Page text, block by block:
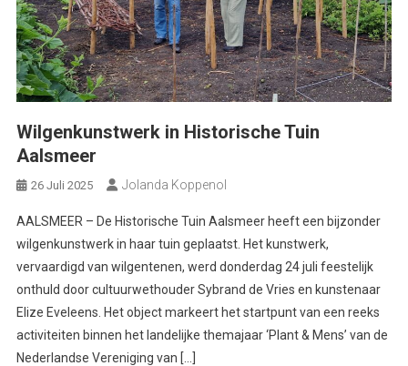
Wilgenkunstwerk in Historische Tuin
Aalsmeer
26 Juli 2025 Jolanda Koppenol
AALSMEER – De Historische Tuin Aalsmeer heeft een bijzonder
wilgenkunstwerk in haar tuin geplaatst. Het kunstwerk,
vervaardigd van wilgentenen, werd donderdag 24 juli feestelijk
onthuld door cultuurwethouder Sybrand de Vries en kunstenaar
Elize Eveleens. Het object markeert het startpunt van een reeks
activiteiten binnen het landelijke themajaar ‘Plant & Mens’ van de
Nederlandse Vereniging van […]